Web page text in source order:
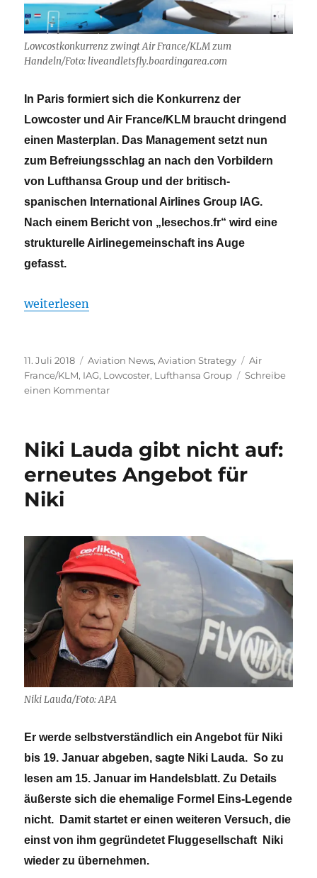
Lowcostkonkurrenz zwingt Air France/KLM zum
Handeln/Foto: liveandletsfly.boardingarea.com
In Paris formiert sich die Konkurrenz der
Lowcoster und Air France/KLM braucht dringend
einen Masterplan. Das Management setzt nun
zum Befreiungsschlag an nach den Vorbildern
von Lufthansa Group und der britisch-
spanischen International Airlines Group IAG.
Nach einem Bericht von „lesechos.fr“ wird eine
strukturelle Airlinegemeinschaft ins Auge
gefasst.
„Air France/KLM unter Druck“
weiterlesen
Veröffentlicht
am
11. Juli 2018 Kategorien
Aviation News,Aviation Strategy Schlagwörter
Air
France/KLM, IAG, Lowcoster, Lufthansa Group
Schreibe
einen Kommentarzu
Druck
Niki Lauda gibt nicht auf:
erneutes Angebot für
Niki
Niki Lauda/Foto: APA
Er werde selbstverständlich ein Angebot für Niki
bis 19. Januar abgeben, sagte Niki Lauda. So zu
lesen am 15. Januar im Handelsblatt. Zu Details
äußerste sich die ehemalige Formel Eins-Legende
nicht. Damit startet er einen weiteren Versuch, die
einst von ihm gegründetet Fluggesellschaft Niki
wieder zu übernehmen.